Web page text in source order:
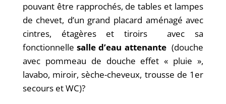
pouvant être rapprochés, de tables et lampes
de chevet, d’un grand placard aménagé avec
cintres, étagères et tiroirs avec sa
fonctionnellesalle d’eau attenante(douche
avec pommeau de douche effet « pluie »,
lavabo, miroir, sèche-cheveux, trousse de 1er
secours et WC)?